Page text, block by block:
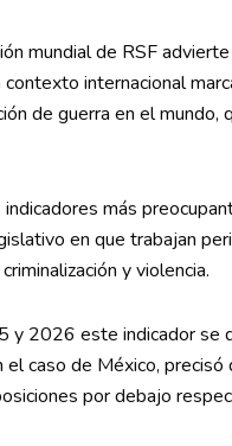
mundial de RSF
internacional
de guerra en el
más
en que trabajan
y violencia.
y 2026 este indicador se
el caso de México,
por debajo